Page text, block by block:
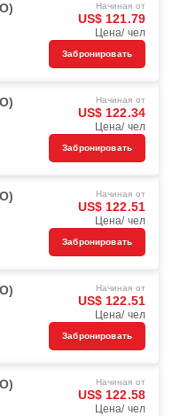
Начиная от
US$ 121.79
Цена/ чел
Забронировать
Начиная от
US$ 122.34
Цена/ чел
Забронировать
Начиная от
US$ 122.51
Цена/ чел
Забронировать
Начиная от
US$ 122.51
Цена/ чел
Забронировать
Начиная от
US$ 122.58
Цена/ чел